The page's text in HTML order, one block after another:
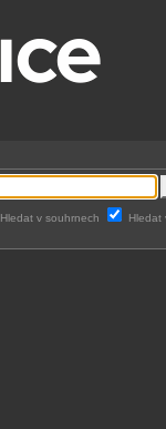
Hledat v souhrnech
Hledat